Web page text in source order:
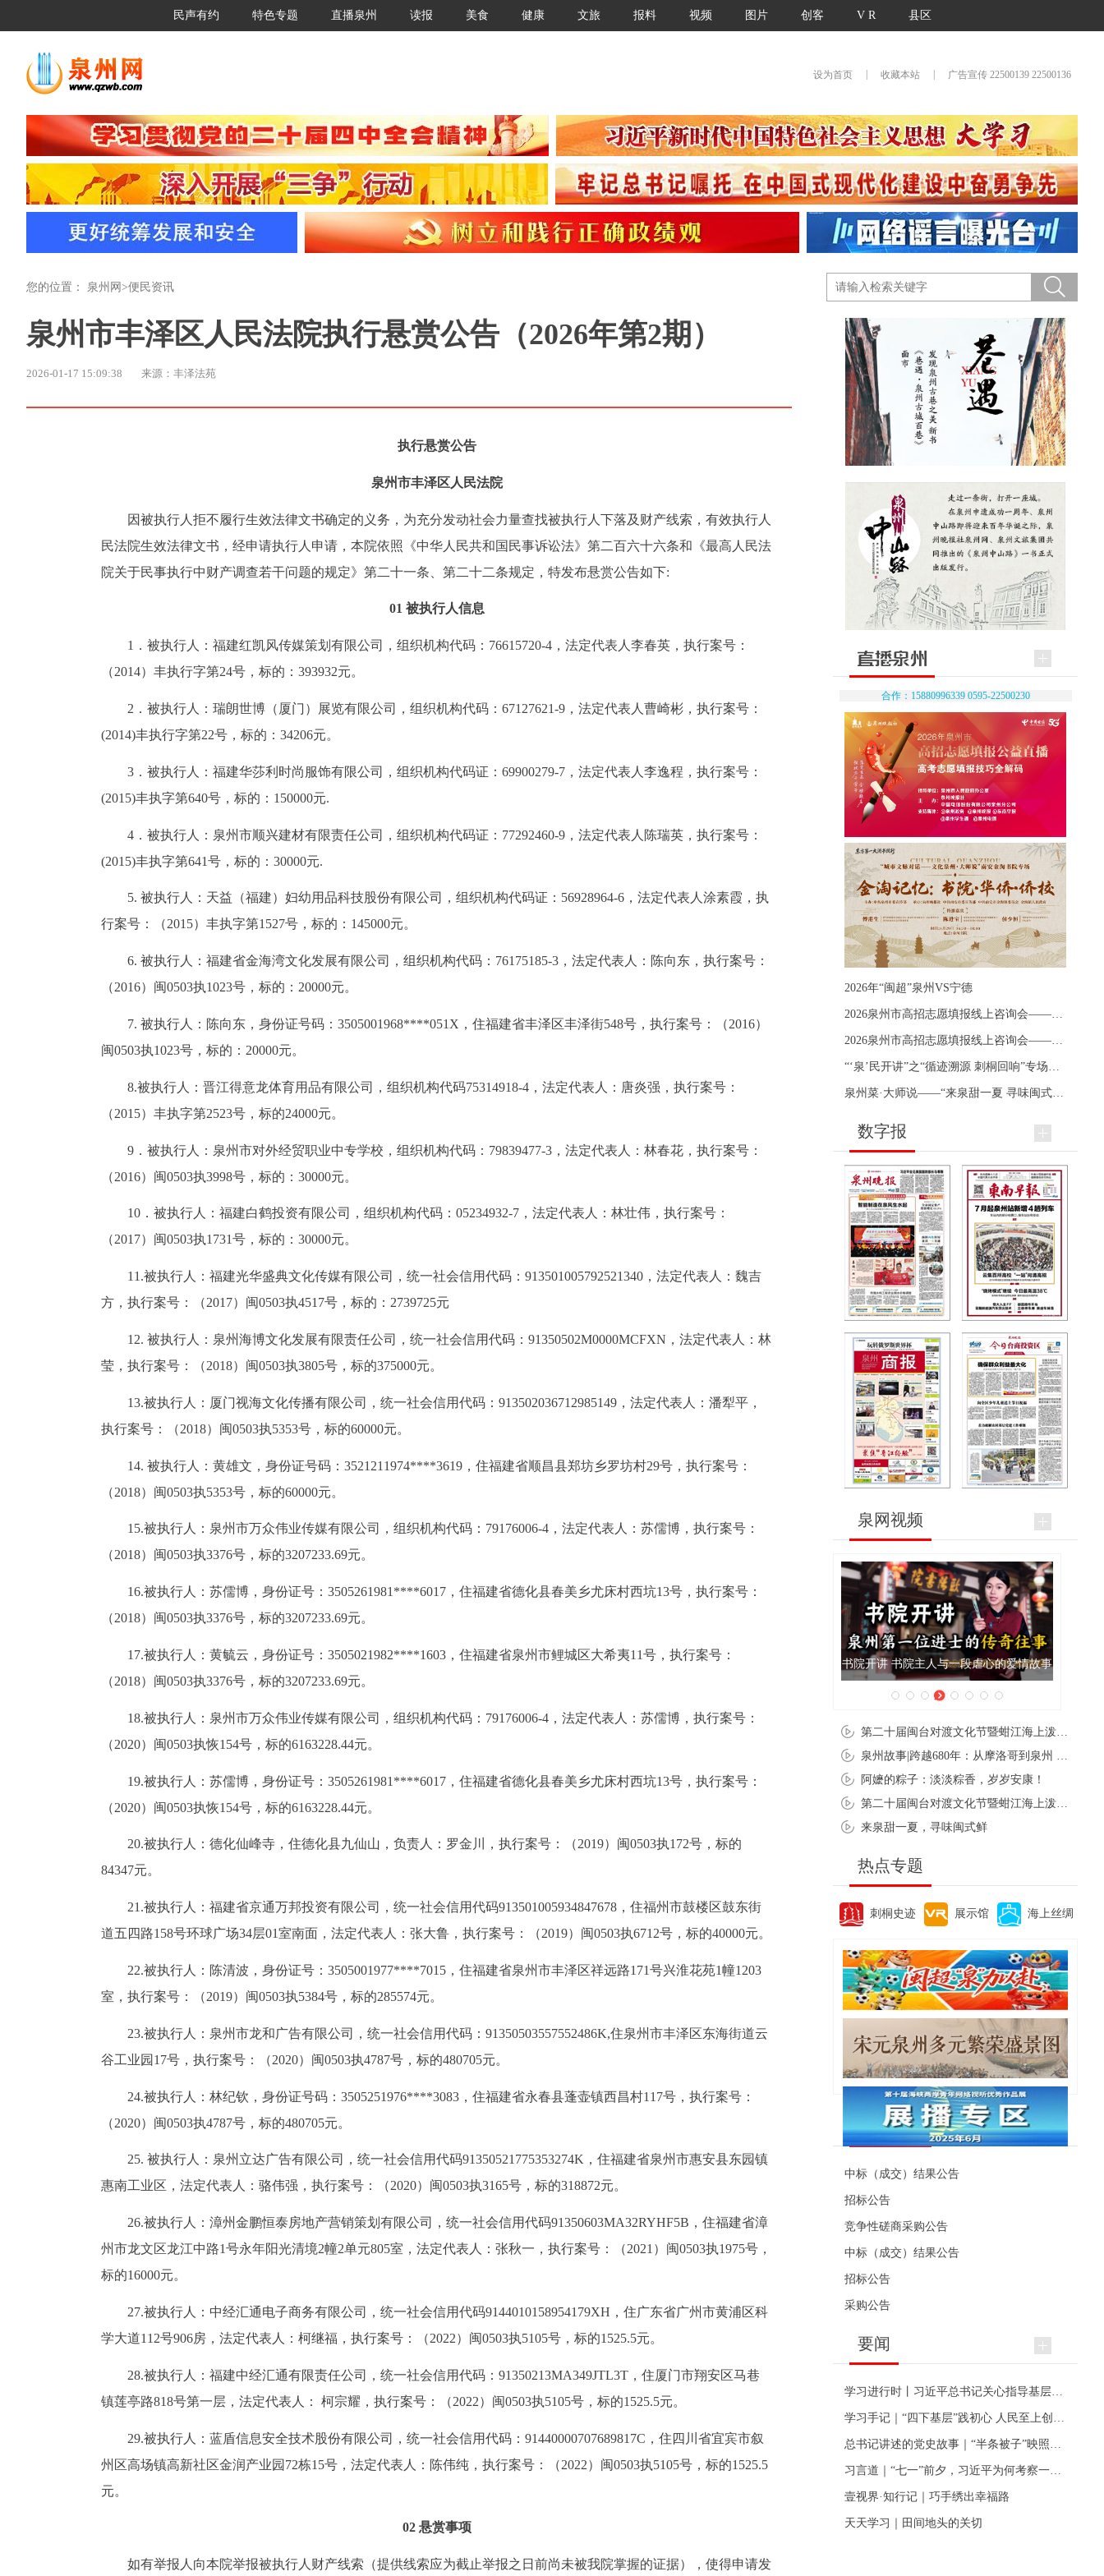
民声有约 特色专题 直播泉州 读报 美食 健康 文旅 报料 视频 图片 创客 V R 县区
设为首页 收藏本站 广告宣传 22500139 22500136
您的位置： 泉州网 >便民资讯
泉州市丰泽区人民法院执行悬赏公告（2026年第2期）
2026-01-17 15:09:38 来源：丰泽法苑
执行悬赏公告
泉州市丰泽区人民法院
因被执行人拒不履行生效法律文书确定的义务，为充分发动社会力量查找被执行人下落及财产线索，有效执行人
民法院生效法律文书，经申请执行人申请，本院依照《中华人民共和国民事诉讼法》第二百六十六条和《最高人民法
院关于民事执行中财产调查若干问题的规定》第二十一条、第二十二条规定，特发布悬赏公告如下:
01 被执行人信息
1．被执行人：福建红凯风传媒策划有限公司，组织机构代码：76615720-4，法定代表人李春英，执行案号：
（2014）丰执行字第24号，标的：393932元。
2．被执行人：瑞朗世博（厦门）展览有限公司，组织机构代码：67127621-9，法定代表人曹崎彬，执行案号：
(2014)丰执行字第22号，标的：34206元。
3．被执行人：福建华莎利时尚服饰有限公司，组织机构代码证：69900279-7，法定代表人李逸程，执行案号：
(2015)丰执字第640号，标的：150000元.
4．被执行人：泉州市顺兴建材有限责任公司，组织机构代码证：77292460-9，法定代表人陈瑞英，执行案号：
(2015)丰执字第641号，标的：30000元.
5. 被执行人：天益（福建）妇幼用品科技股份有限公司，组织机构代码证：56928964-6，法定代表人涂素霞，执
行案号：（2015）丰执字第1527号，标的：145000元。
6. 被执行人：福建省金海湾文化发展有限公司，组织机构代码：76175185-3，法定代表人：陈向东，执行案号：
（2016）闽0503执1023号，标的：20000元。
7. 被执行人：陈向东，身份证号码：3505001968****051X，住福建省丰泽区丰泽街548号，执行案号：（2016）
闽0503执1023号，标的：20000元。
8.被执行人：晋江得意龙体育用品有限公司，组织机构代码75314918-4，法定代表人：唐炎强，执行案号：
（2015）丰执字第2523号，标的24000元。
9．被执行人：泉州市对外经贸职业中专学校，组织机构代码：79839477-3，法定代表人：林春花，执行案号：
（2016）闽0503执3998号，标的：30000元。
10．被执行人：福建白鹤投资有限公司，组织机构代码：05234932-7，法定代表人：林壮伟，执行案号：
（2017）闽0503执1731号，标的：30000元。
11.被执行人：福建光华盛典文化传媒有限公司，统一社会信用代码：913501005792521340，法定代表人：魏吉
方，执行案号：（2017）闽0503执4517号，标的：2739725元
12. 被执行人：泉州海博文化发展有限责任公司，统一社会信用代码：91350502M0000MCFXN，法定代表人：林
莹，执行案号：（2018）闽0503执3805号，标的375000元。
13.被执行人：厦门视海文化传播有限公司，统一社会信用代码：913502036712985149，法定代表人：潘犁平，
执行案号：（2018）闽0503执5353号，标的60000元。
14. 被执行人：黄雄文，身份证号码：3521211974****3619，住福建省顺昌县郑坊乡罗坊村29号，执行案号：
（2018）闽0503执5353号，标的60000元。
15.被执行人：泉州市万众伟业传媒有限公司，组织机构代码：79176006-4，法定代表人：苏儒博，执行案号：
（2018）闽0503执3376号，标的3207233.69元。
16.被执行人：苏儒博，身份证号：3505261981****6017，住福建省德化县春美乡尤床村西坑13号，执行案号：
（2018）闽0503执3376号，标的3207233.69元。
17.被执行人：黄毓云，身份证号：3505021982****1603，住福建省泉州市鲤城区大希夷11号，执行案号：
（2018）闽0503执3376号，标的3207233.69元。
18.被执行人：泉州市万众伟业传媒有限公司，组织机构代码：79176006-4，法定代表人：苏儒博，执行案号：
（2020）闽0503执恢154号，标的6163228.44元。
19.被执行人：苏儒博，身份证号：3505261981****6017，住福建省德化县春美乡尤床村西坑13号，执行案号：
（2020）闽0503执恢154号，标的6163228.44元。
20.被执行人：德化仙峰寺，住德化县九仙山，负责人：罗金川，执行案号：（2019）闽0503执172号，标的
84347元。
21.被执行人：福建省京通万邦投资有限公司，统一社会信用代码913501005934847678，住福州市鼓楼区鼓东街
道五四路158号环球广场34层01室南面，法定代表人：张大鲁，执行案号：（2019）闽0503执6712号，标的40000元。
22.被执行人：陈清波，身份证号：3505001977****7015，住福建省泉州市丰泽区祥远路171号兴淮花苑1幢1203
室，执行案号：（2019）闽0503执5384号，标的285574元。
23.被执行人：泉州市龙和广告有限公司，统一社会信用代码：91350503557552486K,住泉州市丰泽区东海街道云
谷工业园17号，执行案号：（2020）闽0503执4787号，标的480705元。
24.被执行人：林纪钦，身份证号码：3505251976****3083，住福建省永春县蓬壶镇西昌村117号，执行案号：
（2020）闽0503执4787号，标的480705元。
25. 被执行人：泉州立达广告有限公司，统一社会信用代码91350521775353274K，住福建省泉州市惠安县东园镇
惠南工业区，法定代表人：骆伟强，执行案号：（2020）闽0503执3165号，标的318872元。
26.被执行人：漳州金鹏恒泰房地产营销策划有限公司，统一社会信用代码91350603MA32RYHF5B，住福建省漳
州市龙文区龙江中路1号永年阳光清境2幢2单元805室，法定代表人：张秋一，执行案号：（2021）闽0503执1975号，
标的16000元。
27.被执行人：中经汇通电子商务有限公司，统一社会信用代码9144010158954179XH，住广东省广州市黄浦区科
学大道112号906房，法定代表人：柯继福，执行案号：（2022）闽0503执5105号，标的1525.5元。
28.被执行人：福建中经汇通有限责任公司，统一社会信用代码：91350213MA349JTL3T，住厦门市翔安区马巷
镇莲亭路818号第一层，法定代表人： 柯宗耀，执行案号：（2022）闽0503执5105号，标的1525.5元。
29.被执行人：蓝盾信息安全技术股份有限公司，统一社会信用代码：91440000707689817C，住四川省宜宾市叙
州区高场镇高新社区金润产业园72栋15号，法定代表人：陈伟纯，执行案号：（2022）闽0503执5105号，标的1525.5
元。
02 悬赏事项
如有举报人向本院举报被执行人财产线索（提供线索应为截止举报之日前尚未被我院掌握的证据），使得申请发
合作：15880996339 0595-22500230
2026年“闽超”泉州VS宁德
数字报
泉网视频
泉州肉粽亮相央视《新闻联播》
阿嬷的粽子：淡淡粽香，岁岁安康！
来泉甜一夏，寻味闽式鲜
热点专题
刺桐史迹 展示馆 海上丝绸
便民资讯
中标（成交）结果公告
招标公告
竞争性磋商采购公告
中标（成交）结果公告
招标公告
采购公告
要闻
壹视界·知行记｜巧手绣出幸福路
天天学习｜田间地头的关切